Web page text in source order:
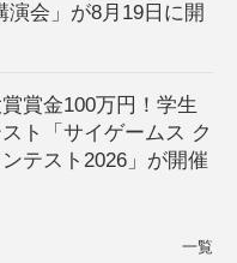
演会」が8月19日に開
賞賞金100万円！学生
ト「サイゲームス ク
テスト2026」が開催
一覧